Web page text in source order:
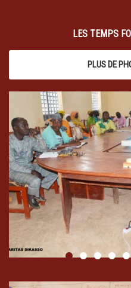
LES TEMPS
PLUS DE